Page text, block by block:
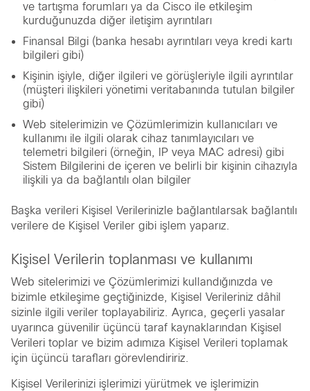
ve tartışma forumları ya da Cisco ile etkileşim
kurduğunuzda diğer iletişim ayrıntıları
Finansal Bilgi (banka hesabı ayrıntıları veya kredi kartı
bilgileri gibi)
Kişinin işiyle, diğer ilgileri ve görüşleriyle ilgili ayrıntılar
(müşteri ilişkileri yönetimi veritabanında tutulan bilgiler
gibi)
Web sitelerimizin ve Çözümlerimizin kullanıcıları ve
kullanımı ile ilgili olarak cihaz tanımlayıcıları ve
telemetri bilgileri (örneğin, IP veya MAC adresi) gibi
Sistem Bilgilerini de içeren ve belirli bir kişinin cihazıyla
ilişkili ya da bağlantılı olan bilgiler
Başka verileri Kişisel Verilerinizle bağlantılarsak bağlantılı
verilere de Kişisel Veriler gibi işlem yaparız.
Kişisel Verilerin toplanması ve kullanımı
Web sitelerimizi ve Çözümlerimizi kullandığınızda ve
bizimle etkileşime geçtiğinizde, Kişisel Verileriniz dâhil
sizinle ilgili veriler toplayabiliriz. Ayrıca, geçerli yasalar
uyarınca güvenilir üçüncü taraf kaynaklarından Kişisel
Verileri toplar ve bizim adımıza Kişisel Verileri toplamak
için üçüncü tarafları görevlendiririz.
Kişisel Verilerinizi işlerimizi yürütmek ve işlerimizin